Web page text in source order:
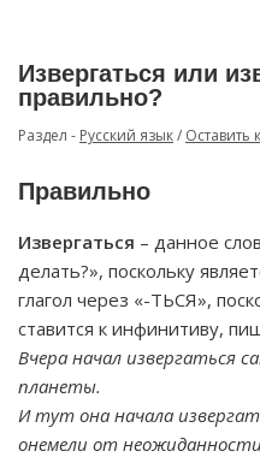
Извергаться или
правильно?
Раздел - Русский язык/ Оставить
Правильно
Извергаться – данное
делать?», поскольку
глагол через «-ТЬСЯ»,
ставится к инфинитиву,
Вчера начал извергаться
планеты.
И тут она начала
онемели от